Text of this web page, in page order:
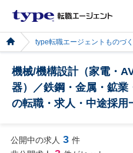
type転職エージェントものづく
機械/機構設計（家電・
器）／鉄鋼・金属・鉱業
の転職・求人・中途採用
公開中の求人 3 件